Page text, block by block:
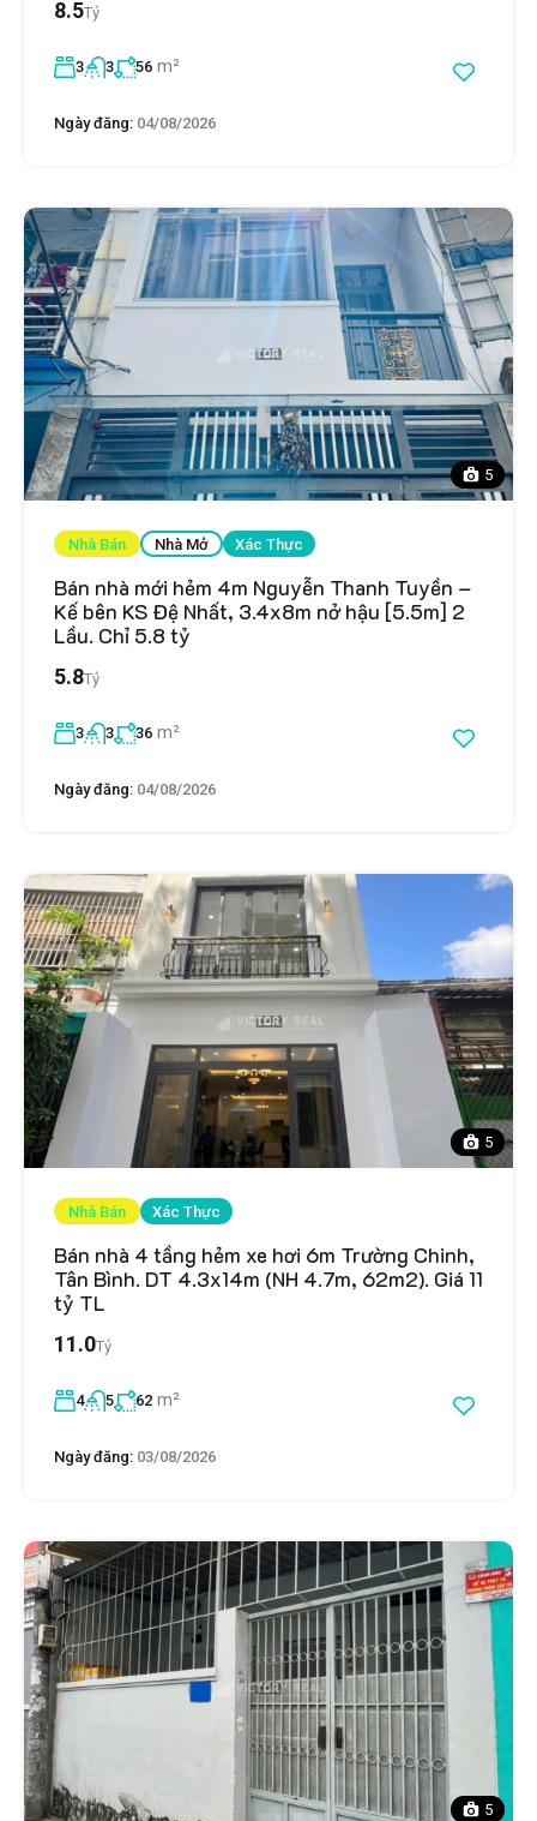
8.5Tỷ
3 3 56 m²
Ngày đăng: 04/08/2026
5
Nhà Bán Nhà Mở Xác Thực
Bán nhà mới hẻm 4m Nguyễn Thanh Tuyền –
Kế bên KS Đệ Nhất, 3.4x8m nở hậu [5.5m] 2
Lầu. Chỉ 5.8 tỷ
5.8Tỷ
3 3 36 m²
Ngày đăng: 04/08/2026
5
Nhà Bán Xác Thực
Bán nhà 4 tầng hẻm xe hơi 6m Trường Chinh,
Tân Bình. DT 4.3x14m (NH 4.7m, 62m2). Giá 11
tỷ TL
11.0Tỷ
4 5 62 m²
Ngày đăng: 03/08/2026
5